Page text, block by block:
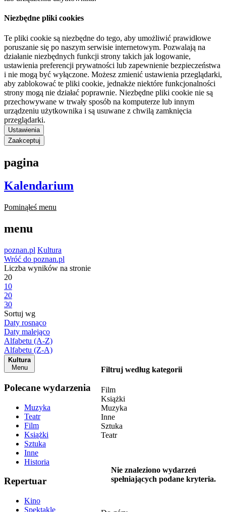
Niezbędne pliki cookies
Te pliki cookie są niezbędne do tego, aby umożliwić prawidłowe
poruszanie się po naszym serwisie internetowym. Pozwalają na
działanie niezbędnych funkcji strony takich jak logowanie,
ustawienia preferencji prywatności lub zapewnienie bezpieczeństwa
i nie mogą być wyłączone. Możesz zmienić ustawienia przeglądarki,
aby zablokować te pliki cookie, jednakże niektóre funkcjonalności
strony mogą nie działać poprawnie. Niezbędne pliki cookie nie są
przechowywane w trwały sposób na komputerze lub innym
urządzeniu użytkownika i są usuwane z chwilą zamknięcia
przeglądarki.
Ustawienia
Zaakceptuj
pagina
Kalendarium
Pominąłeś menu
menu
poznan.pl Kultura
Wróć do poznan.pl
Liczba wyników na stronie
20
10
20
30
Sortuj wg
Daty rosnąco
Daty malejąco
Alfabetu (A-Z)
Alfabetu (Z-A)
Kultura
Menu
Polecane wydarzenia
Muzyka
Teatr
Film
Książki
Sztuka
Inne
Historia
Repertuar
Kino
Spektakle
Filtruj według kategorii
Film
Książki
Muzyka
Inne
Sztuka
Teatr
Nie znaleziono wydarzeń
spełniających podane kryteria.